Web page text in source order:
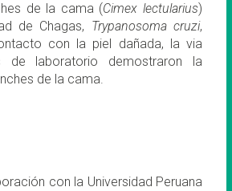
de la cama (Cimex lectularius)
de Chagas, Trypanosoma cruzi,
con la piel dañada, la via
de laboratorio demostraron la
de la cama.
con la Universidad Peruana